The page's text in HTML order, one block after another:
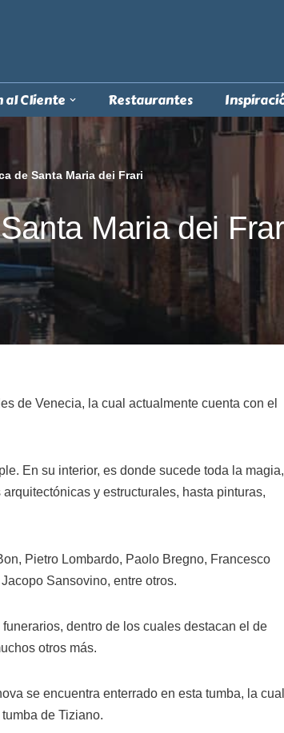
al Cliente Restaurantes
de Santa Maria dei Frari
Maria dei
de Venecia, la cual actualmente cuenta con el
En su interior, es donde sucede toda la
y estructurales, hasta pinturas,
Pietro Lombardo, Paolo Bregno, Francesco
Sansovino, entre otros.
dentro de los cuales destacan el de
otros más.
se encuentra enterrado en esta tumba, la cual
de Tiziano.